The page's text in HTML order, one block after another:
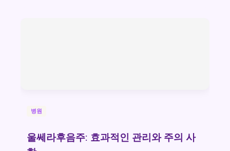
병원
울쎄라후음주: 효과적인 관리와 주의 사